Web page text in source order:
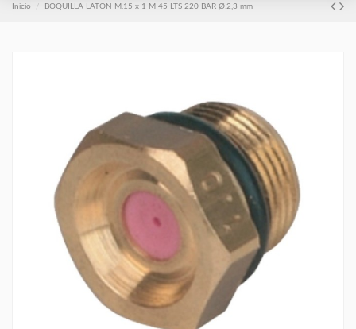
Inicio BOQUILLA LATON M.15 x 1 M 45 LTS 220 BAR Ø.2,3 mm